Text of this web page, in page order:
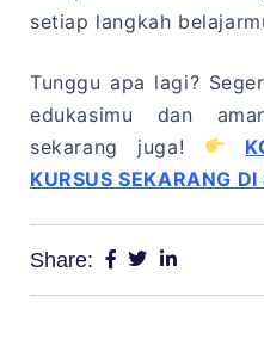
setiap langkah
Tunggu apa lagi?
edukasimu dan
sekarang juga!
KURSUS SEKARANG DI
Share: